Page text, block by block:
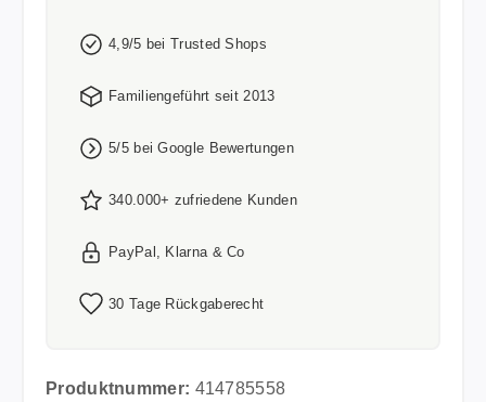
4,9/5 bei Trusted Shops
Familiengeführt seit 2013
5/5 bei Google Bewertungen
340.000+ zufriedene Kunden
PayPal, Klarna & Co
30 Tage Rückgaberecht
Produktnummer: 414785558